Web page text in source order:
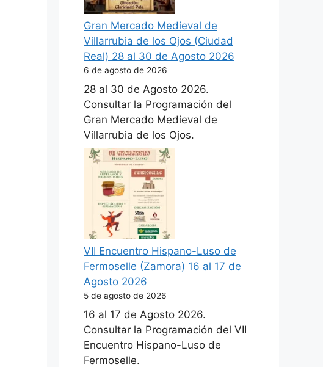
Gran Mercado Medieval de
Villarrubia de los Ojos (Ciudad
Real) 28 al 30 de Agosto 2026
6 de agosto de 2026
28 al 30 de Agosto 2026.
Consultar la Programación del
Gran Mercado Medieval de
Villarrubia de los Ojos.
VII Encuentro Hispano-Luso de
Fermoselle (Zamora) 16 al 17 de
Agosto 2026
5 de agosto de 2026
16 al 17 de Agosto 2026.
Consultar la Programación del VII
Encuentro Hispano-Luso de
Fermoselle.